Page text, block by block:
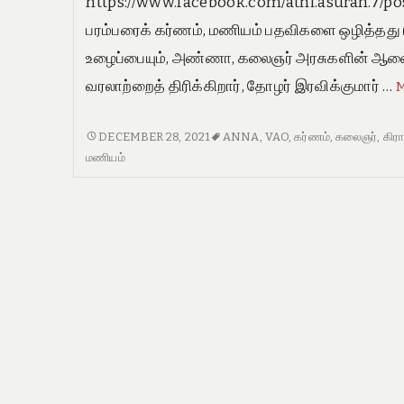
பரம்பரைக் கர்ணம், மணியம் பதவிகளை ஒழித்தது
உழைப்பையும், அண்ணா, கலைஞர் அரசுகளின்
வரலாற்றைத் திரிக்கிறார், தோழர் இரவிக்குமார் …
பரம்பரைக்
கர்ணம்,
DECEMBER 28, 2021 ANNA VAO ,கர்ணம், கலைஞர்
மணியம்